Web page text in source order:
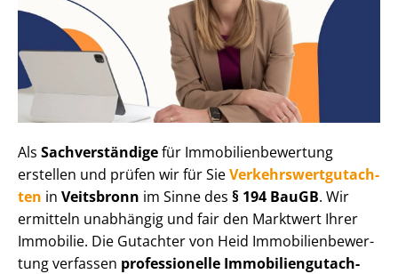
Als Sachverständigefür Im­mo­bi­li­en­be­wer­tung
erstellen und prüfen wir für SieVer­kehrs­wert­gut­ach­
ten in Veitsbronn im Sinne des § 194 BauGB. Wir
ermitteln unabhängig und fair den Marktwert Ihrer
Immobilie. Die Gutachter von Heid Im­mo­bi­li­en­be­wer­
tung verfassen professionelle Im­mo­bi­li­en­gut­ach­